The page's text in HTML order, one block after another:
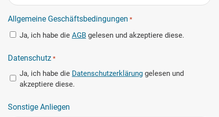
Allgemeine Geschäftsbedingungen *
Ja, ich habe die AGB gelesen und akzeptiere diese.
Datenschutz *
Ja, ich habe die Datenschutzerklärung gelesen und
akzeptiere diese.
Sonstige Anliegen